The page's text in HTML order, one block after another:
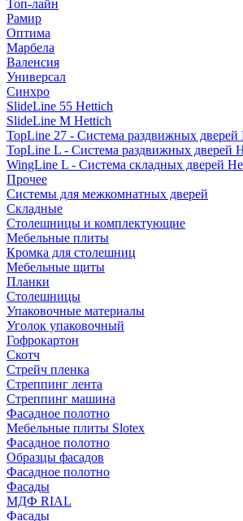
Топ-лайн
Рамир
Оптима
Марбела
Валенсия
Универсал
Синхро
SlideLine 55 Hettich
SlideLine M Hettich
TopLine 27 - Система раздвижных дверей
TopLine L - Система раздвижных дверей
WingLine L - Система складных дверей
Прочее
Системы для межкомнатных дверей
Складные
Столешницы и комплектующие
Мебельные плиты
Кромка для столешниц
Мебельные щиты
Планки
Столешницы
Упаковочные материалы
Уголок упаковочный
Гофрокартон
Скотч
Стрейч пленка
Стреппинг лента
Стреппинг машина
Фасадное полотно
Мебельные плиты Slotex
Фасадное полотно
Образцы фасадов
Фасадное полотно
Фасады
МДФ RIAL
Фасады